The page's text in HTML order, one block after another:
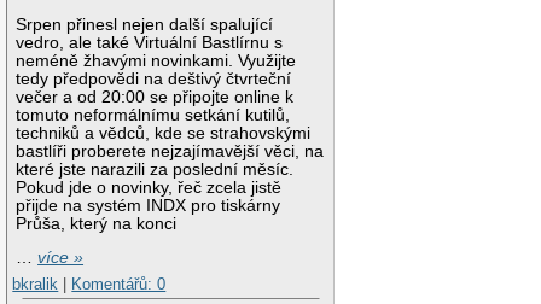
Srpen přinesl nejen další spalující
vedro, ale také Virtuální Bastlírnu s
neméně žhavými novinkami. Využijte
tedy předpovědi na deštivý čtvrteční
večer a od 20:00 se připojte online k
tomuto neformálnímu setkání kutilů,
techniků a vědců, kde se strahovskými
bastlíři proberete nejzajímavější věci, na
které jste narazili za poslední měsíc.
Pokud jde o novinky, řeč zcela jistě
přijde na systém INDX pro tiskárny
Průša, který na konci
…více »
bkralik | Komentářů: 0